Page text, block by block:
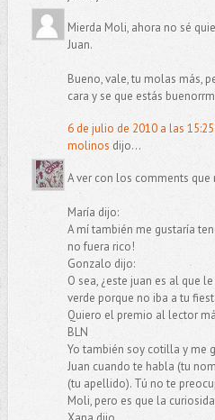
Mierda Moli, ahora no sé
Juan.
Bueno, vale, tu molas más,
cara y se que estás
6 de julio de 2010 a las 15:25
molinos dijo...
A ver con los comments que
María dijo:
A mí también me gustaría
no fuera rico!
Gonzalo dijo:
O sea, ¿este juan es al que
verde porque no iba a tu
Quiero el premio al lector
BLN
Yo también soy cotilla y me
Juan cuando te habla (tu
(tu apellido). Tú no te
Moli, pero es que la